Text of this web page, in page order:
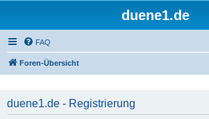
duene1.de
FAQ
Foren-Übersicht
duene1.de - Registrierung